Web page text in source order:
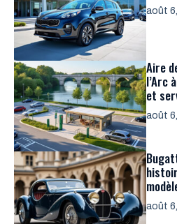
août
Aire
l’Arc
et
août
août